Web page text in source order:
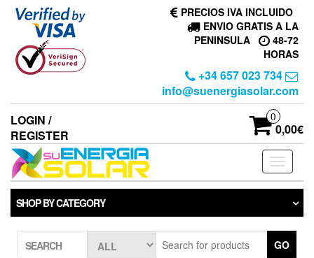
Skip
content
PRECIOS IVA INCLUIDO
ENVIO GRATIS A LA
PENINSULA
48-72
HORAS
+34 657 023 734
info@suenergiasolar.com
LOGIN /
REGISTER
0
0,00€
Toggle
SHOP BY CATEGORY
SEARCH GO